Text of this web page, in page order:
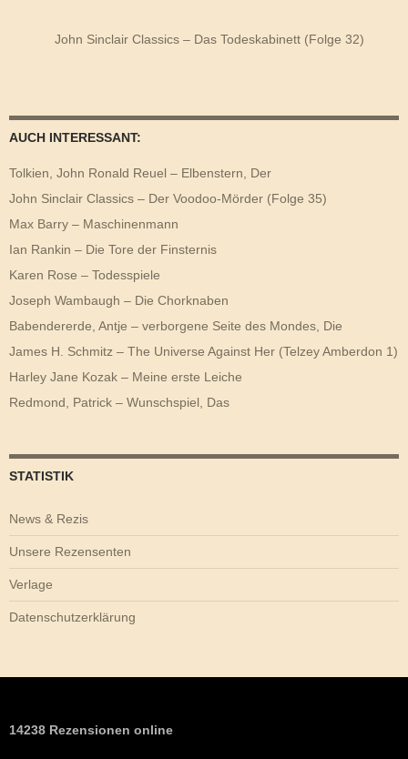
John Sinclair Classics – Das Todeskabinett (Folge 32)
AUCH INTERESSANT:
Tolkien, John Ronald Reuel – Elbenstern, Der
John Sinclair Classics – Der Voodoo-Mörder (Folge 35)
Max Barry – Maschinenmann
Ian Rankin – Die Tore der Finsternis
Karen Rose – Todesspiele
Joseph Wambaugh – Die Chorknaben
Babendererde, Antje – verborgene Seite des Mondes, Die
James H. Schmitz – The Universe Against Her (Telzey Amberdon 1)
Harley Jane Kozak – Meine erste Leiche
Redmond, Patrick – Wunschspiel, Das
STATISTIK
News & Rezis
Unsere Rezensenten
Verlage
Datenschutzerklärung
14238 Rezensionen online